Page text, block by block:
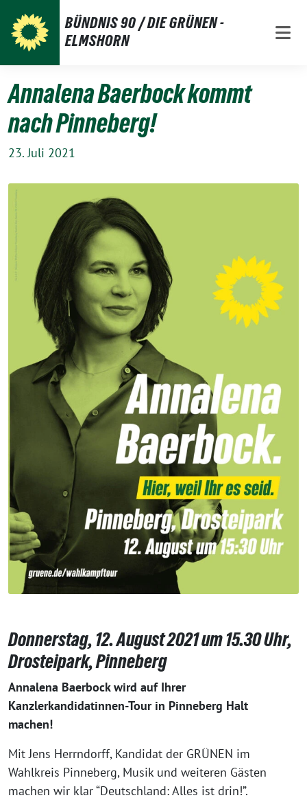
zum
Inhalt
BÜNDNIS 90 / DIE GRÜNEN -
ELMSHORN
Annalena Baerbock kommt
nach Pinneberg!
23. Juli 2021
Donnerstag, 12. August 2021 um 15.30 Uhr,
Drosteipark, Pinneberg
Annalena Baerbock wird auf Ihrer
Kanzlerkandidatinnen-Tour in Pinneberg Halt
machen!
Mit Jens Herrndorff, Kandidat der GRÜNEN im
Wahlkreis Pinneberg, Musik und weiteren Gästen
machen wir klar “Deutschland: Alles ist drin!”.